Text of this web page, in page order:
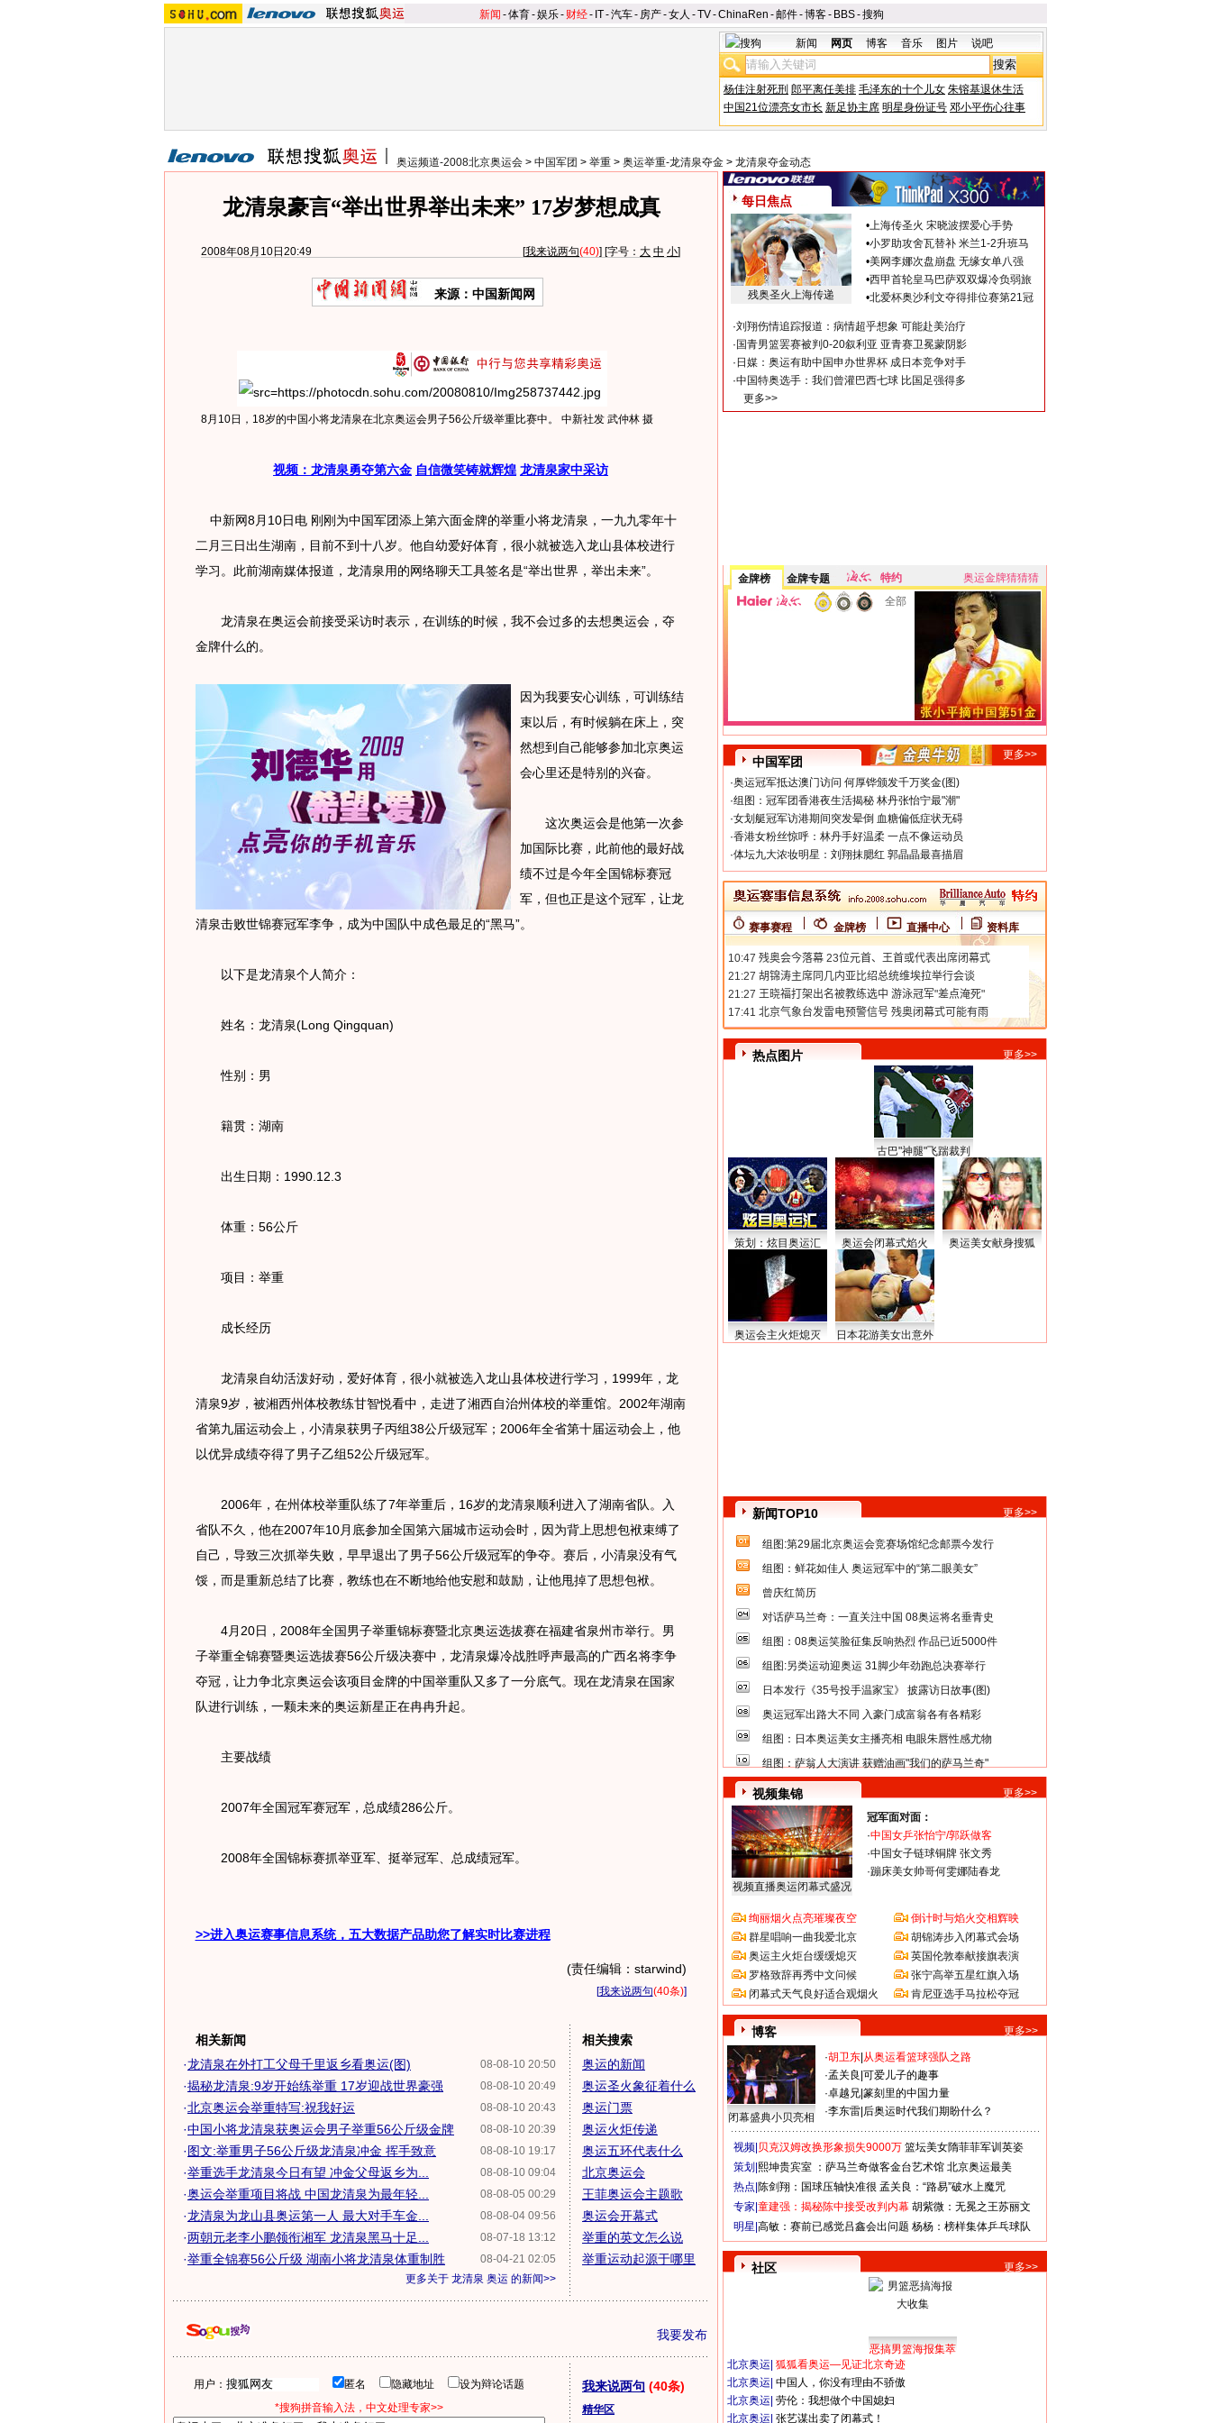
新闻 -体育-娱乐- 财经- IT-汽车- 房产-女人 -TV-ChinaRen -邮件-博客- BBS-搜狗
新闻 网页 博客 音乐 图片 说吧
杨佳注射死刑 郎平离任美排 毛泽东的十个儿女 朱镕基退休生活
中国21位漂亮女市长 新足协主席 明星身份证号 邓小平伤心往事
奥运频道-2008北京奥运会 > 中国军团 > 举重 > 奥运举重-龙清泉夺金 > 龙清泉夺金动态
龙清泉豪言“举出世界举出未来” 17岁梦想成真
2008年08月10日20:49 [我来说两句(40)] [字号： 大 中 小]
来源：中国新闻网
8月10日，18岁的中国小将龙清泉在北京奥运会男子56公斤级举重比赛中。 中新社发 武仲林 摄
视频：龙清泉勇夺第六金 自信微笑铸就辉煌 龙清泉家中采访
中新网8月10日电 刚刚为中国军团添上第六面金牌的举重小将龙清泉，一九九零年十
二月三日出生湖南，目前不到十八岁。他自幼爱好体育，很小就被选入龙山县体校进行
学习。此前湖南媒体报道，龙清泉用的网络聊天工具签名是“举出世界，举出未来”。
龙清泉在奥运会前接受采访时表示，在训练的时候，我不会过多的去想奥运会，夺
金牌什么的。
因为我要安心训练，可训练结
束以后，有时候躺在床上，突
然想到自己能够参加北京奥运
会心里还是特别的兴奋。
这次奥运会是他第一次参
加国际比赛，此前他的最好战
绩不过是今年全国锦标赛冠
军，但也正是这个冠军，让龙
清泉击败世锦赛冠军李争，成为中国队中成色最足的“黑马”。
以下是龙清泉个人简介：
姓名：龙清泉(Long Qingquan)
性别：男
籍贯：湖南
出生日期：1990.12.3
体重：56公斤
项目：举重
成长经历
龙清泉自幼活泼好动，爱好体育，很小就被选入龙山县体校进行学习，1999年，龙
清泉9岁，被湘西州体校教练甘智悦看中，走进了湘西自治州体校的举重馆。2002年湖南
省第九届运动会上，小清泉获男子丙组38公斤级冠军；2006年全省第十届运动会上，他
以优异成绩夺得了男子乙组52公斤级冠军。
2006年，在州体校举重队练了7年举重后，16岁的龙清泉顺利进入了湖南省队。入
省队不久，他在2007年10月底参加全国第六届城市运动会时，因为背上思想包袱束缚了
自己，导致三次抓举失败，早早退出了男子56公斤级冠军的争夺。赛后，小清泉没有气
馁，而是重新总结了比赛，教练也在不断地给他安慰和鼓励，让他甩掉了思想包袱。
4月20日，2008年全国男子举重锦标赛暨北京奥运选拔赛在福建省泉州市举行。男
子举重全锦赛暨奥运选拔赛56公斤级决赛中，龙清泉爆冷战胜呼声最高的广西名将李争
夺冠，让力争北京奥运会该项目金牌的中国举重队又多了一分底气。现在龙清泉在国家
队进行训练，一颗未来的奥运新星正在冉冉升起。
主要战绩
2007年全国冠军赛冠军，总成绩286公斤。
2008年全国锦标赛抓举亚军、挺举冠军、总成绩冠军。
>>进入奥运赛事信息系统，五大数据产品助您了解实时比赛进程
(责任编辑：starwind)
[我来说两句(40条)]
相关新闻
08-08-10 20:50
·龙清泉在外打工父母千里返乡看奥运(图)
08-08-10 20:49
·揭秘龙清泉:9岁开始练举重 17岁迎战世界豪强
08-08-10 20:43
·北京奥运会举重特写:祝我好运
08-08-10 20:39
·中国小将龙清泉获奥运会男子举重56公斤级金牌
08-08-10 19:17
·图文:举重男子56公斤级龙清泉冲金 挥手致意
08-08-10 09:04
·举重选手龙清泉今日有望 冲金父母返乡为...
08-08-05 00:29
·奥运会举重项目将战 中国龙清泉为最年轻...
08-08-04 09:56
·龙清泉为龙山县奥运第一人 最大对手车金...
08-07-18 13:12
·两朝元老李小鹏领衔湘军 龙清泉黑马十足...
08-04-21 02:05
·举重全锦赛56公斤级 湖南小将龙清泉体重制胜
更多关于 龙清泉 奥运 的新闻>>
相关搜索
奥运的新闻
奥运圣火象征着什么
奥运门票
奥运火炬传递
奥运五环代表什么
北京奥运会
王菲奥运会主题歌
奥运会开幕式
举重的英文怎么说
举重运动起源于哪里
我要发布
用户： 匿名 隐藏地址
设为辩论话题
*搜狗拼音输入法，中文处理专家>>
我来说两句 (40条)
精华区
每日焦点
残奥圣火上海传递
•上海传圣火 宋晓波摆爱心手势
•小罗助攻舍瓦替补 米兰1-2升班马
•美网李娜次盘崩盘 无缘女单八强
•西甲首轮皇马巴萨双双爆冷负弱旅
•北爱杯奥沙利文夺得排位赛第21冠
·刘翔伤情追踪报道：病情超乎想象 可能赴美治疗
· 国青男篮罢赛被判0-20叙利亚 亚青赛卫冕蒙阴影
· 日媒：奥运有助中国申办世界杯 成日本竞争对手
·中国特奥选手：我们曾灌巴西七球 比国足强得多
更多>>
金牌榜 金牌专题 特约
奥运金牌猜猜猜
全部
中国军团
更多>>
·奥运冠军抵达澳门访问 何厚铧颁发千万奖金(图)
·组图：冠军团香港夜生活揭秘 林丹张怡宁最"潮"
·女划艇冠军访港期间突发晕倒 血糖偏低症状无碍
·香港女粉丝惊呼：林丹手好温柔 一点不像运动员
·体坛九大浓妆明星：刘翔抹腮红 郭晶晶最喜描眉
赛事赛程 金牌榜 直播中心 资料库
热点图片 更多>>
古巴"神腿"飞踹裁判
策划：炫目奥运汇 奥运会闭幕式焰火 奥运美女献身搜狐
奥运会主火炬熄灭 日本花游美女出意外
新闻TOP10 更多>>
组图:第29届北京奥运会竞赛场馆纪念邮票今发行
组图：鲜花如佳人 奥运冠军中的“第二眼美女”
曾庆红简历
对话萨马兰奇：一直关注中国 08奥运将名垂青史
组图：08奥运笑脸征集反响热烈 作品已近5000件
组图:另类运动迎奥运 31脚少年劲跑总决赛举行
日本发行《35号投手温家宝》 披露访日故事(图)
奥运冠军出路大不同 入豪门成富翁各有各精彩
组图：日本奥运美女主播亮相 电眼朱唇性感尤物
组图：萨翁人大演讲 获赠油画"我们的萨马兰奇"
视频集锦 更多>>
视频直播奥运闭幕式盛况
冠军面对面：
·中国女乒张怡宁/郭跃做客
·中国女子链球铜牌 张文秀
·蹦床美女帅哥何雯娜陆春龙
绚丽烟火点亮璀璨夜空
群星唱响一曲我爱北京
奥运主火炬台缓缓熄灭
罗格致辞再秀中文问候
闭幕式天气良好适合观烟火
倒计时与焰火交相辉映
胡锦涛步入闭幕式会场
英国伦敦奉献接旗表演
张宁高举五星红旗入场
肯尼亚选手马拉松夺冠
博客 更多>>
闭幕盛典小贝亮相
·胡卫东 从奥运看篮球强队之路
·孟关良 可爱儿子的趣事
·卓越兄 篆刻里的中国力量
·李东雷 后奥运时代我们期盼什么？
视频| 贝克汉姆改换形象损失9000万 篮坛美女隋菲菲军训英姿
策划| 熙坤贵宾室 ：萨马兰奇做客金台艺术馆 北京奥运最美
热点| 陈剑翔：国球压轴快准很 孟关良：“路易”破水上魔咒
专家| 童建强：揭秘陈中接受改判内幕 胡紫微：无冕之王苏丽文
明星| 高敏：赛前已感觉吕鑫会出问题 杨杨：榜样集体乒乓球队
社区 更多>>
恶搞男篮海报集萃
北京奥运 狐狐看奥运—见证北京奇迹
北京奥运 中国人，你没有理由不骄傲
北京奥运 劳伦：我想做个中国媳妇
北京奥运 张艺谋出卖了闭幕式！